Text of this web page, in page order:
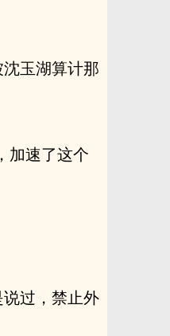
玉湖算计那
加速了这个
过，禁止外